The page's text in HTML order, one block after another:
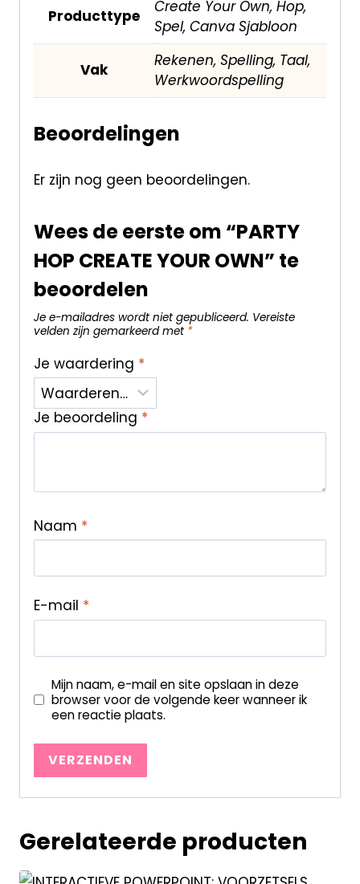
Producttype
Create Your Own, Hop,
Spel, Canva Sjabloon
Vak
Rekenen, Spelling, Taal,
Werkwoordspelling
Beoordelingen
Er zijn nog geen beoordelingen.
Wees de eerste om “PARTY
HOP CREATE YOUR OWN” te
beoordelen
Je e-mailadres wordt niet gepubliceerd. Vereiste
velden zijn gemarkeerd met *
Je waardering *
Je beoordeling *
Naam *
E-mail *
Mijn naam, e-mail en site opslaan in deze
browser voor de volgende keer wanneer ik
een reactie plaats.
Gerelateerde producten